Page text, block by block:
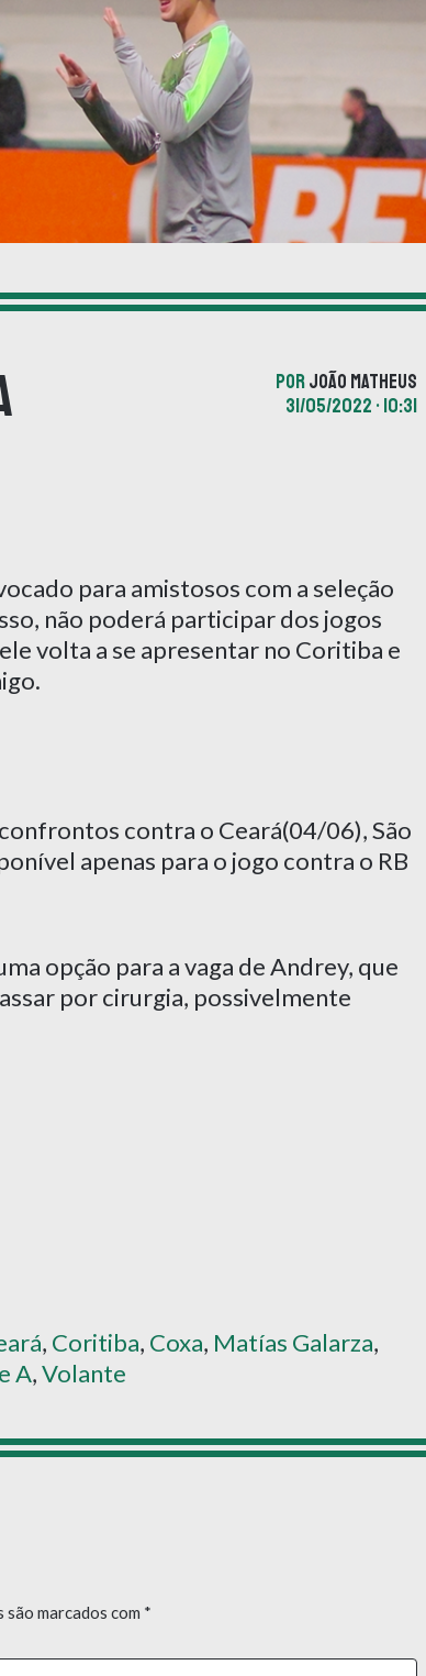
PORJOÃO MATHEUS
31/05/2022 • 10:31
para amistosos com a seleção
não poderá participar dos jogos
volta a se apresentar no Coritiba e
contra o Ceará(04/06), São
apenas para o jogo contra o RB
opção para a vaga de Andrey, que
por cirurgia, possivelmente
, Coritiba, Coxa, Matías Galarza,
A,Volante
marcados com *